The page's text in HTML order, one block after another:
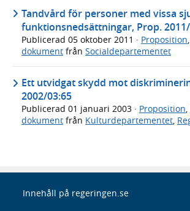
Tandvård för personer med vissa
funktionsnedsättningar, Prop.
Publicerad 05 oktober 2011 · Proposition
dokument från Socialdepartementet
Ett utvidgat skydd mot
2002/03:65
Publicerad 01 januari 2003 · Proposition,
dokument från Kulturdepartementet,
Innehåll på regeringen.se